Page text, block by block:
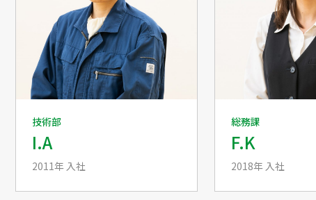
技術部
I.A
2011年 入社
総務課
F.K
2018年 入社